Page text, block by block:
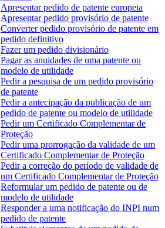
Apresentar pedido de patente europeia
Apresentar pedido provisório de patente
Converter pedido provisório de patente em
pedido definitivo
Fazer um pedido divisionário
Pagar as anuidades de uma patente ou
modelo de utilidade
Pedir a pesquisa de um pedido provisório
de patente
Pedir a antecipação da publicação de um
pedido de patente ou modelo de utilidade
Pedir um Certificado Complementar de
Proteção
Pedir uma prorrogação da validade de um
Certificado Complementar de Proteção
Pedir a correção do período de validade de
um Certificado Complementar de Proteção
Reformular um pedido de patente ou de
modelo de utilidade
Responder a uma notificação do INPI num
pedido de patente